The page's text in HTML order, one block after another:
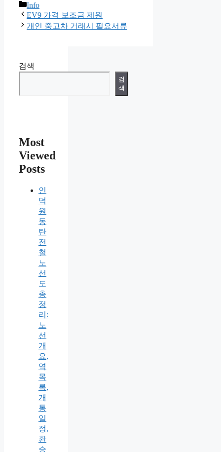
카
테
고
Info
EV9 가격 보조금 제원
개인 중고차 거래시 필요서류
검색
검
색
Most
Viewed
Posts
인
덕
원
동
탄
전
철
노
선
도
총
정
리:
노
선
개
요,
역
목
록,
개
통
일
정,
환
승